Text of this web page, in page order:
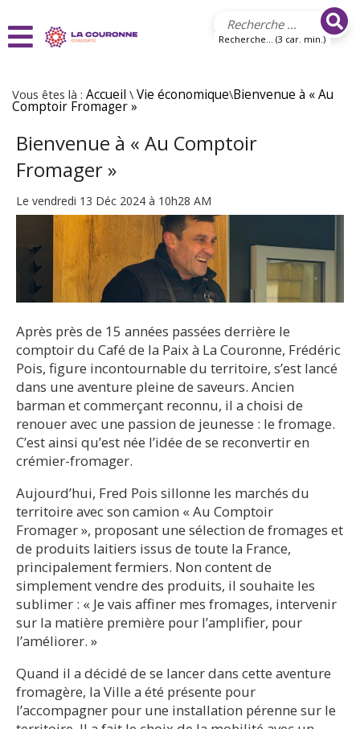
Recherche... (3 car. min.)
Vous êtes là : Accueil \ Vie économique\Bienvenue à « Au
Comptoir Fromager »
Bienvenue à « Au Comptoir
Fromager »
Le vendredi 13 Déc 2024 à 10h28 AM
Après près de 15 années passées derrière le
comptoir du Café de la Paix à La Couronne, Frédéric
Pois, figure incontournable du territoire, s’est lancé
dans une aventure pleine de saveurs. Ancien
barman et commerçant reconnu, il a choisi de
renouer avec une passion de jeunesse : le fromage.
C’est ainsi qu’est née l’idée de se reconvertir en
crémier-fromager.
Aujourd’hui, Fred Pois sillonne les marchés du
territoire avec son camion « Au Comptoir
Fromager », proposant une sélection de fromages et
de produits laitiers issus de toute la France,
principalement fermiers. Non content de
simplement vendre des produits, il souhaite les
sublimer : « Je vais affiner mes fromages, intervenir
sur la matière première pour l’amplifier, pour
l’améliorer. »
Quand il a décidé de se lancer dans cette aventure
fromagère, la Ville a été présente pour
l’accompagner pour une installation pérenne sur le